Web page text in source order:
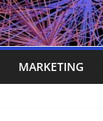
MARKETING